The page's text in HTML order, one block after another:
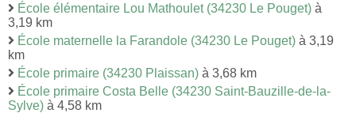
École élémentaire Lou Mathoulet (34230 Le Pouget) à
3,19 km
École maternelle la Farandole (34230 Le Pouget) à 3,19
km
École primaire (34230 Plaissan) à 3,68 km
École primaire Costa Belle (34230 Saint-Bauzille-de-la-
Sylve) à 4,58 km